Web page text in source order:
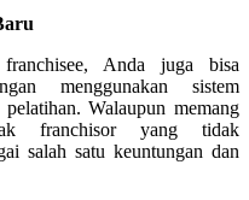
Anda juga bisa
menggunakan sistem
Walaupun memang
franchisor yang tidak
salah satu keuntungan dan